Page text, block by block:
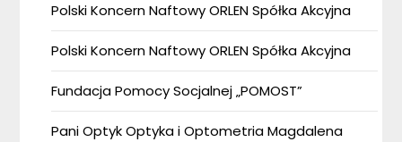
Polski Koncern Naftowy ORLEN Spółka Akcyjna
Polski Koncern Naftowy ORLEN Spółka Akcyjna
Fundacja Pomocy Socjalnej „POMOST”
Pani Optyk Optyka i Optometria Magdalena